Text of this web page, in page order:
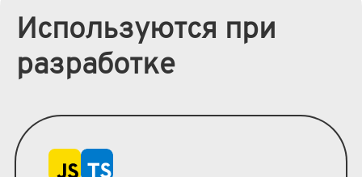
Используются при
разработке